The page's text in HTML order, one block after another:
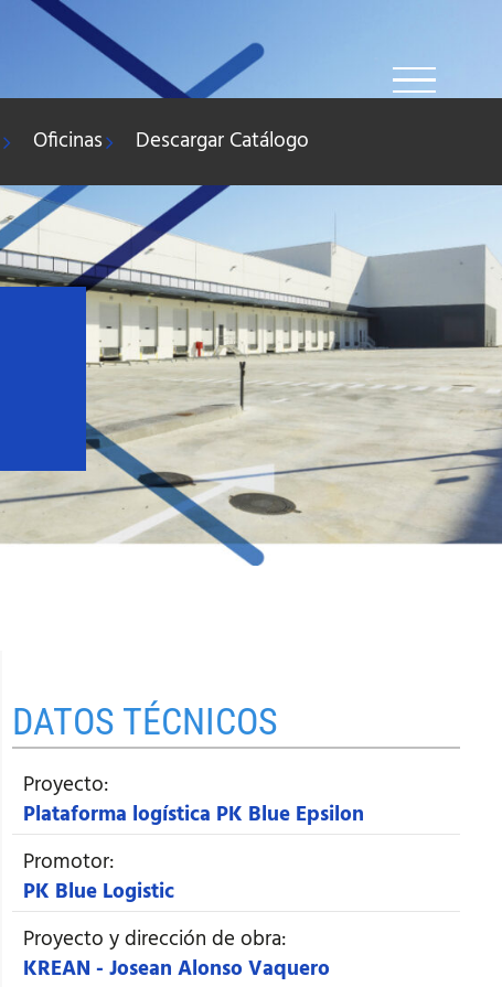
Oficinas Descargar Catálogo
DATOS TÉCNICOS
Proyecto:
Plataforma logística PK Blue Epsilon
Promotor:
PK Blue Logistic
Proyecto y dirección de obra:
KREAN - Josean Alonso Vaquero